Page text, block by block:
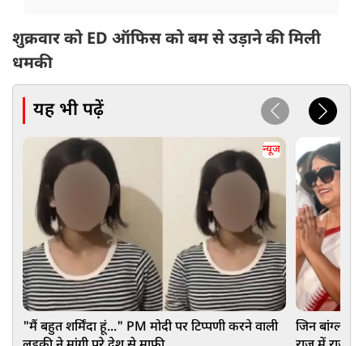
शुक्रवार को ED ऑफिस को बम से उड़ाने की मिली
धमकी
यह भी पढ़ें
न्यूज
"मैं बहुत शर्मिंदा हूं..." PM मोदी पर टिप्पणी करने वाली
जिन